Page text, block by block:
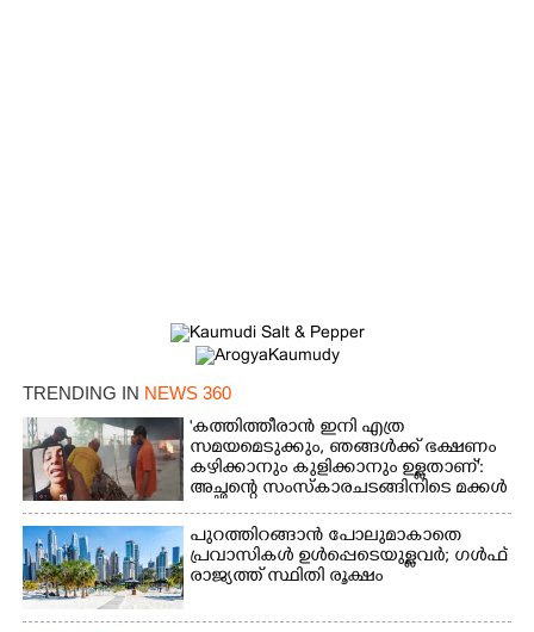
TRENDING IN NEWS 360
'കത്തിത്തീരാൻ ഇനി എത്ര
സമയമെടുക്കും, ഞങ്ങൾക്ക് ഭക്ഷണം
കഴിക്കാനും കുളിക്കാനും ഉള്ളതാണ്':
അച്ഛന്റെ സംസ്കാരചടങ്ങിനിടെ മക്കൾ
പുറത്തിറങ്ങാൻ പോലുമാകാതെ
പ്രവാസികൾ ഉൾപ്പെടെയുള്ളവർ; ഗൾഫ്
രാജ്യത്ത് സ്ഥിതി രൂക്ഷം
×
Share this link